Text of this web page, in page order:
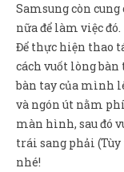
Samsung còn
nữa để làm việc đó.
Để thực hiện thao
cách vuốt lòng bàn
bàn tay của mình
và ngón út nằm
màn hình, sau đó
trái sang phải
nhé!